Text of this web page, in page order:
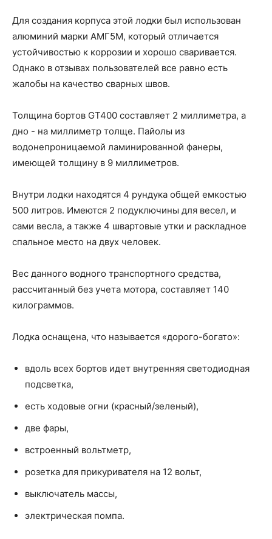
Для создания корпуса этой лодки был использован
алюминий марки АМГ5М, который отличается
устойчивостью к коррозии и хорошо сваривается.
Однако в отзывах пользователей все равно есть
жалобы на качество сварных швов.
Толщина бортов GT400 составляет 2 миллиметра, а
дно - на миллиметр толще. Пайолы из
водонепроницаемой ламинированной фанеры,
имеющей толщину в 9 миллиметров.
Внутри лодки находятся 4 рундука общей емкостью
500 литров. Имеются 2 подуключины для весел, и
сами весла, а также 4 швартовые утки и раскладное
спальное место на двух человек.
Вес данного водного транспортного средства,
рассчитанный без учета мотора, составляет 140
килограммов.
Лодка оснащена, что называется «дорого-богато»:
вдоль всех бортов идет внутренняя светодиодная
подсветка,
есть ходовые огни (красный/зеленый),
две фары,
встроенный вольтметр,
розетка для прикуривателя на 12 вольт,
выключатель массы,
электрическая помпа.